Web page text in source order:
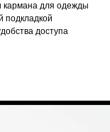
кармана для одежды
подкладкой
доступа